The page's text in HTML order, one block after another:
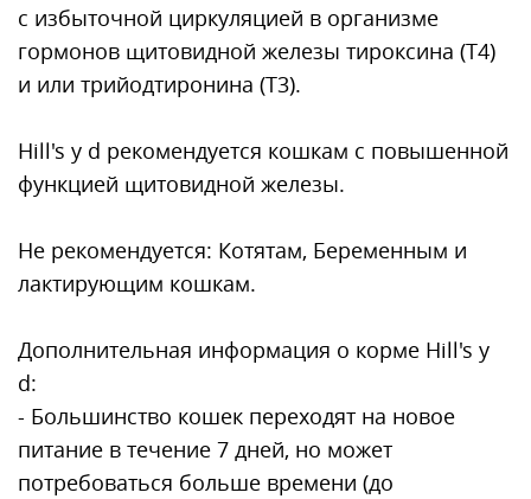
с избыточной циркуляцией в организме
гормонов щитовидной железы тироксина (Т4)
и или трийодтиронина (Т3).
Hill's y d рекомендуется кошкам с повышенной
функцией щитовидной железы.
Не рекомендуется: Котятам, Беременным и
лактирующим кошкам.
Дополнительная информация о корме Hill's y
d:
- Большинство кошек переходят на новое
питание в течение 7 дней, но может
потребоваться больше времени (до